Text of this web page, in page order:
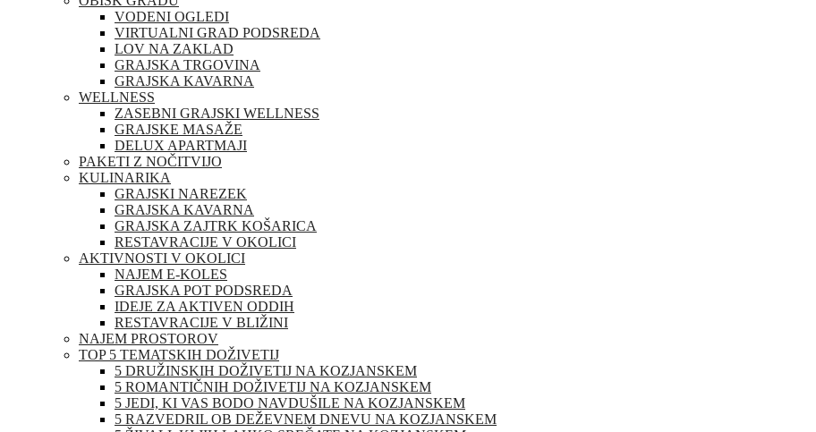
VODENI OGLEDI
VIRTUALNI GRAD PODSREDA
LOV NA ZAKLAD
GRAJSKA TRGOVINA
GRAJSKA KAVARNA
WELLNESS
ZASEBNI GRAJSKI WELLNESS
GRAJSKE MASAŽE
DELUX APARTMAJI
PAKETI Z NOČITVIJO
KULINARIKA
GRAJSKI NAREZEK
GRAJSKA KAVARNA
GRAJSKA ZAJTRK KOŠARICA
RESTAVRACIJE V OKOLICI
AKTIVNOSTI V OKOLICI
NAJEM E-KOLES
GRAJSKA POT PODSREDA
IDEJE ZA AKTIVEN ODDIH
RESTAVRACIJE V BLIŽINI
NAJEM PROSTOROV
TOP 5 TEMATSKIH DOŽIVETIJ
5 DRUŽINSKIH DOŽIVETIJ NA KOZJANSKEM
5 ROMANTIČNIH DOŽIVETIJ NA KOZJANSKEM
5 JEDI, KI VAS BODO NAVDUŠILE NA KOZJANSKEM
5 RAZVEDRIL OB DEŽEVNEM DNEVU NA KOZJANSKEM